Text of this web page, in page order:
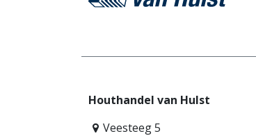
Houthandel van Hulst
Veesteeg 5